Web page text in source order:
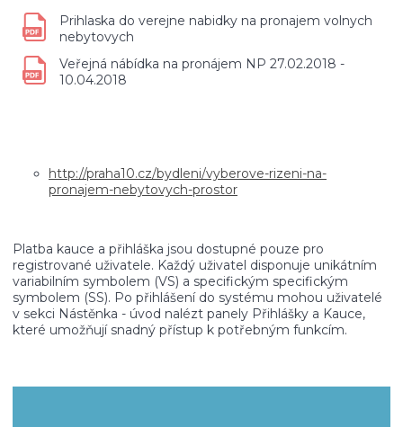
Prihlaska do verejne nabidky na pronajem volnych
nebytovych
Veřejná nábídka na pronájem NP 27.02.2018 -
10.04.2018
http://praha10.cz/bydleni/vyberove-rizeni-na-
pronajem-nebytovych-prostor
Platba kauce a přihláška jsou dostupné pouze pro
registrované uživatele. Každý uživatel disponuje unikátním
variabilním symbolem (VS) a specifickým specifickým
symbolem (SS). Po přihlášení do systému mohou uživatelé
v sekci Nástěnka - úvod nalézt panely Přihlášky a Kauce,
které umožňují snadný přístup k potřebným funkcím.